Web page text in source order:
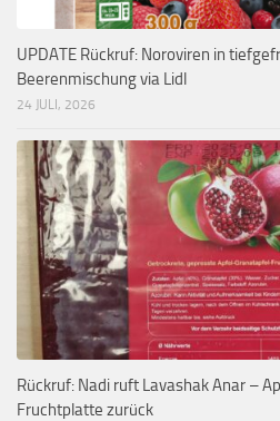
UPDATE Rückruf: Noroviren in
Beerenmischung via Lidl
24 JULI, 2026
Rückruf: Nadi ruft Lavashak Anar –
Fruchtplatte zurück